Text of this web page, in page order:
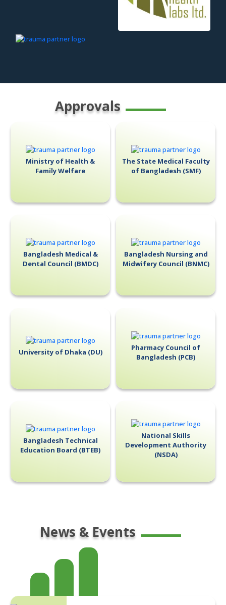
Approvals
Ministry of Health &
Family Welfare
The State Medical Faculty
of Bangladesh (SMF)
Bangladesh Medical &
Dental Council (BMDC)
Bangladesh Nursing and
Midwifery Council (BNMC)
University of Dhaka (DU)
Pharmacy Council of
Bangladesh (PCB)
Bangladesh Technical
Education Board (BTEB)
National Skills
Development Authority
(NSDA)
News & Events